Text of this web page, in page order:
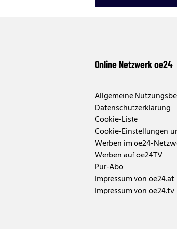
Online Netzwerk oe24
Allgemeine
Datenschutzerklärung
Cookie-Liste
Cookie-Einstellungen
Werben im oe24-
Werben auf oe24TV
Pur-Abo
Impressum von oe24.at
Impressum von oe24.tv